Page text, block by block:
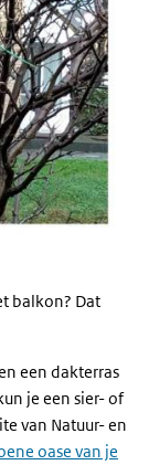
balkon? Dat
een dakterras
je een sier- of
van Natuur- en
oase van je